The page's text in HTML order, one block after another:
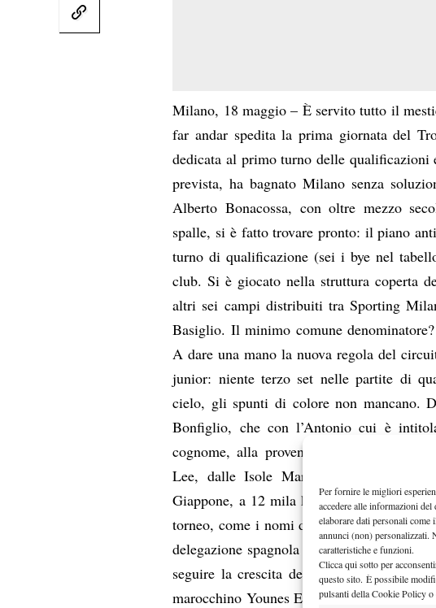
Per fornire le migliori
accedere alle informazioni
elaborare dati personali
annunci (non) personalizzati.
caratteristiche e funzioni.
Clicca qui sotto per
questo sito. È possibile
pulsanti della Cookie Policy o
Milano, 18 maggio – È servito tutto il
far andar spedita la prima giornata del
dedicata al primo turno delle qualificazioni
prevista, ha bagnato Milano senza
Alberto Bonacossa, con oltre mezzo
spalle, si è fatto trovare pronto: il piano
turno di qualificazione (sei i bye nel
club. Si è giocato nella struttura coperta
altri sei campi distribuiti tra Sporting
Basiglio. Il minimo comune
A dare una mano la nuova regola del
junior: niente terzo set nelle partite di
cielo, gli spunti di colore non mancano.
Bonfiglio, che con l’Antonio cui è
cognome, alla provenienza esotica di
Lee, dalle Isole Marianne
Giappone, a 12 mila km da Milano. Un
torneo, come i nomi dei coach al seguito
delegazione spagnola c’è l’ex numero 1
seguire la crescita del baby fenomeno
marocchino Younes El Aynaoui, ex n.14